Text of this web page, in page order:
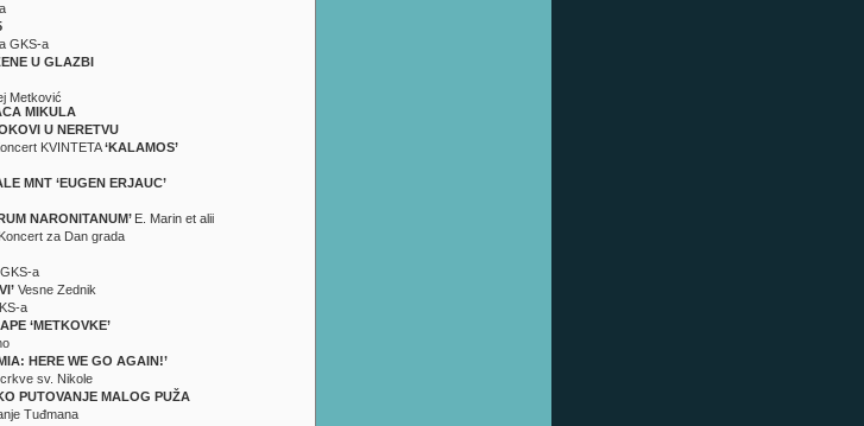
GKS-a
U GLAZBI
MIKULA
U NERETVU
KVINTETA‘KALAMOS’
MNT ‘EUGEN ERJAUC’
NARONITANUM’ E. Marin et alii
za Dan grada
a
Vesne Zednik
a
‘METKOVKE’
HERE WE GO AGAIN!’
sv. Nikole
PUTOVANJE MALOG PUŽA
Tuđmana